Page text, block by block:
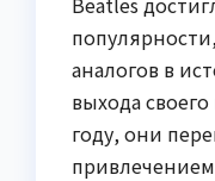
аналогов в
выхода
году, они